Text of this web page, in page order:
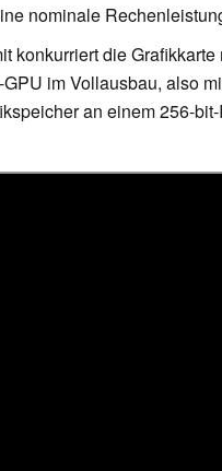
nominale
konkurriert die Grafikkarte
im Vollausbau, also
an einem 256-